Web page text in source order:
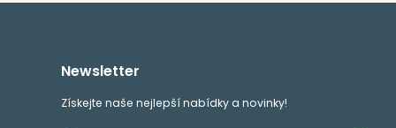
Newsletter
Získejte naše nejlepší nabídky a novinky!